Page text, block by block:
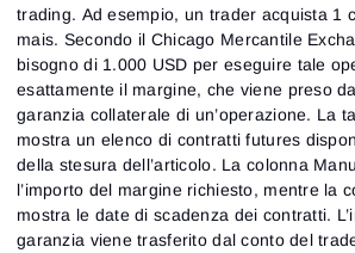
trading. Ad esempio, un trader acquista 1
mais. Secondo il Chicago Mercantile
bisogno di 1.000 USD per eseguire tale
esattamente il margine, che viene preso
garanzia collaterale di un’operazione. La
mostra un elenco di contratti futures
della stesura dell’articolo. La colonna
l’importo del margine richiesto, mentre la
mostra le date di scadenza dei contratti.
garanzia viene trasferito dal conto del